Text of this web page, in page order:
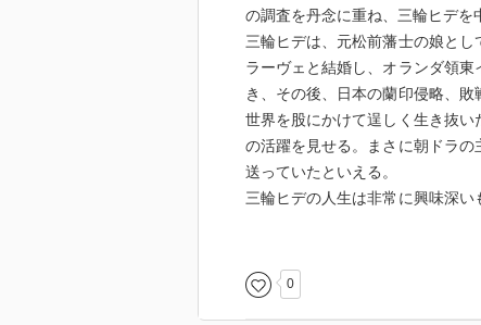
の調査を丹念に重ね、三輪ヒデを
三輪ヒデは、元松前藩士の娘と
ラーヴェと結婚し、オランダ領
き、その後、日本の蘭印侵略、敗
世界を股にかけて逞しく生き抜
の活躍を見せる。まさに朝ドラ
送っていたといえる。
三輪ヒデの人生は非常に興味深
こまで調べ上げたものだと、歴
亜」戦争、インドネシア独立など
こともよくわかり、１つの家族
0